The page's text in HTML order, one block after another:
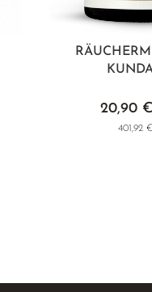
20,90 €
401,92